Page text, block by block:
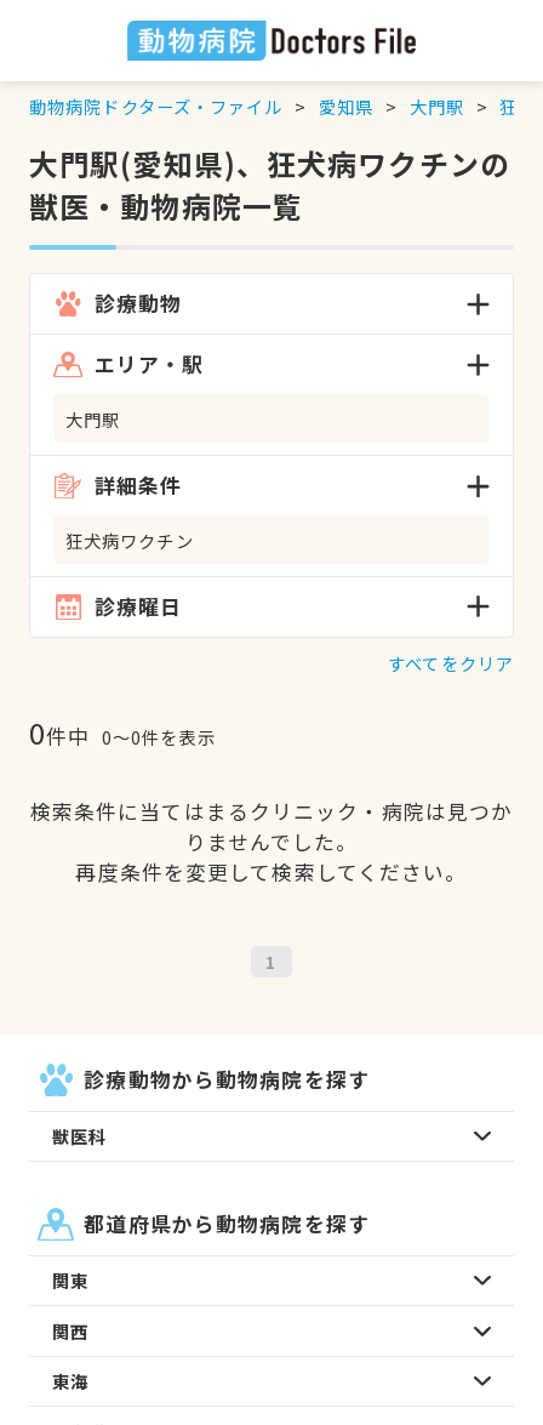
動物病院ドクターズ・ファイル 愛知県 大門駅 狂犬
大門駅(愛知県)、狂犬病ワクチンの
獣医・動物病院一覧
診療動物
エリア・駅
大門駅
詳細条件
狂犬病ワクチン
診療曜日
すべてをクリア
0件中 0〜0件を表示
検索条件に当てはまるクリニック・病院は見つか
りませんでした。
再度条件を変更して検索してください。
1
診療動物から動物病院を探す
獣医科
都道府県から動物病院を探す
関東
関西
東海